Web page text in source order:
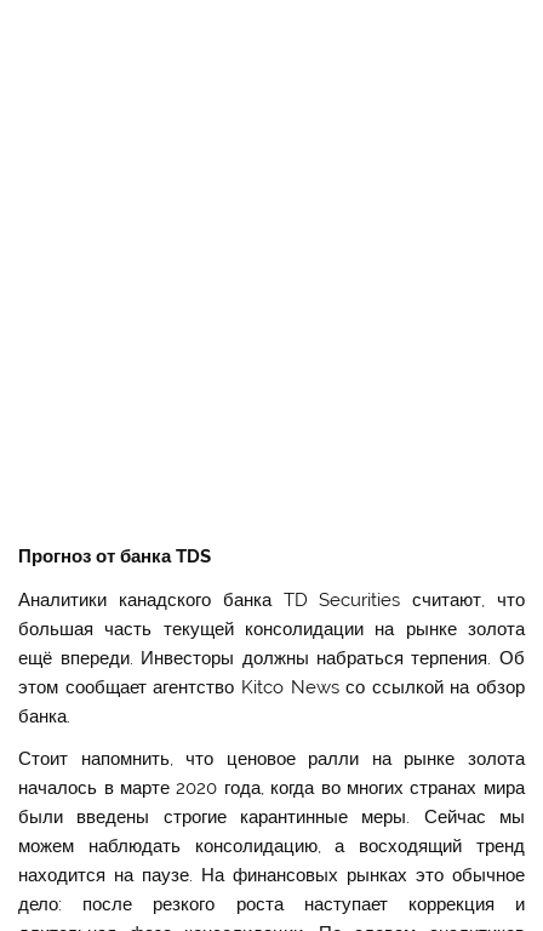
Прогноз от банка TDS
Аналитики канадского банка TD Securities считают, что
большая часть текущей консолидации на рынке золота
ещё впереди. Инвесторы должны набраться терпения. Об
этом сообщает агентство Kitco News со ссылкой на обзор
банка.
Стоит напомнить, что ценовое ралли на рынке золота
началось в марте 2020 года, когда во многих странах мира
были введены строгие карантинные меры. Сейчас мы
можем наблюдать консолидацию, а восходящий тренд
находится на паузе. На финансовых рынках это обычное
дело: после резкого роста наступает коррекция и